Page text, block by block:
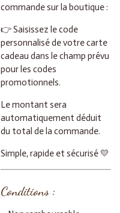
commande sur la boutique :
👉 Saisissez le code
personnalisé de votre carte
cadeau dans le champ prévu
pour les codes
promotionnels.
Le montant sera
automatiquement déduit
du total de la commande.
Simple, rapide et sécurisé 💛
Conditions :